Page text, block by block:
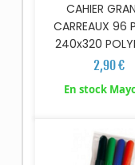
CAHIER
CARREAUX 96
240x320
2,90 €
En stock